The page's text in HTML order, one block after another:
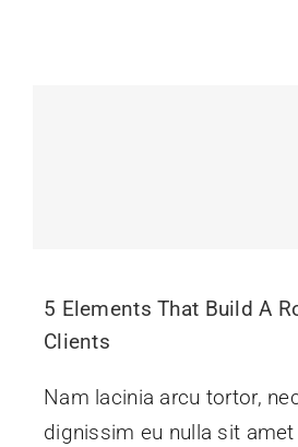
5 Elements That Build A
Clients
Nam lacinia arcu tortor,
dignissim eu nulla sit